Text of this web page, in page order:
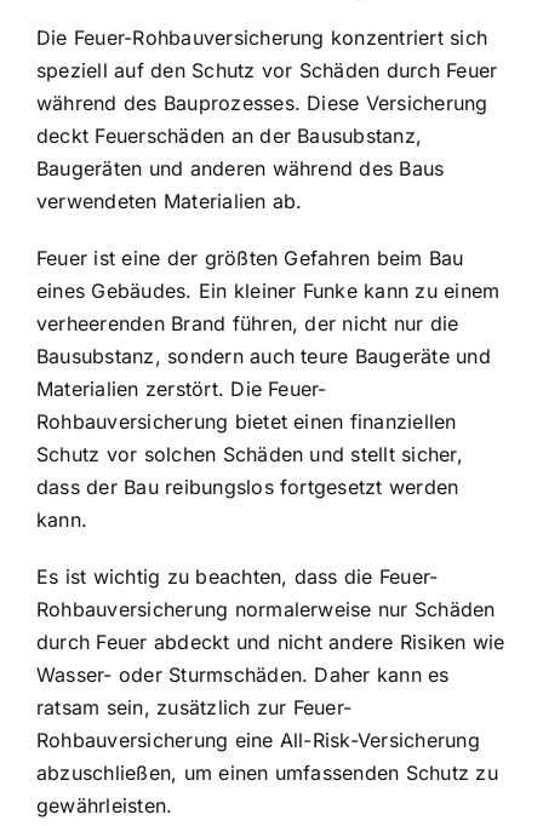
Die Feuer-Rohbauversicherung konzentriert sich
speziell auf den Schutz vor Schäden durch Feuer
während des Bauprozesses. Diese Versicherung
deckt Feuerschäden an der Bausubstanz,
Baugeräten und anderen während des Baus
verwendeten Materialien ab.
Feuer ist eine der größten Gefahren beim Bau
eines Gebäudes. Ein kleiner Funke kann zu einem
verheerenden Brand führen, der nicht nur die
Bausubstanz, sondern auch teure Baugeräte und
Materialien zerstört. Die Feuer-
Rohbauversicherung bietet einen finanziellen
Schutz vor solchen Schäden und stellt sicher,
dass der Bau reibungslos fortgesetzt werden
kann.
Es ist wichtig zu beachten, dass die Feuer-
Rohbauversicherung normalerweise nur Schäden
durch Feuer abdeckt und nicht andere Risiken wie
Wasser- oder Sturmschäden. Daher kann es
ratsam sein, zusätzlich zur Feuer-
Rohbauversicherung eine All-Risk-Versicherung
abzuschließen, um einen umfassenden Schutz zu
gewährleisten.